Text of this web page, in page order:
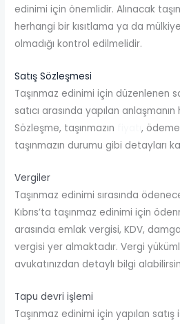
edinimi için önemlidir. Alınacak
herhangi bir kısıtlama ya da
olmadığı kontrol edilmelidir.
Satış Sözleşmesi
Taşınmaz edinimi için düzenlenen
satıcı arasında yapılan
Sözleşme, taşınmazın
fiyatı,
taşınmazın durumu gibi detayları
Vergiler
Taşınmaz edinimi sırasında
Kıbrıs’ta taşınmaz edinimi için
arasında emlak vergisi, KDV,
vergisi yer almaktadır. Vergi
avukatınızdan detaylı bilgi
Tapu devri işlemi
Taşınmaz edinimi için yapılan